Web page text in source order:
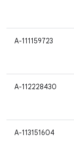
A-111159723
A-112228430
A-113151604